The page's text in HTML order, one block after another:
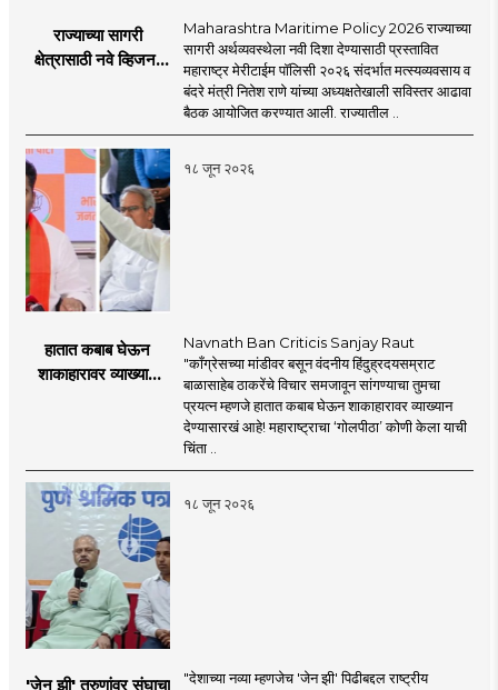
राज्याच्या सागरी
क्षेत्रासाठी नवे व्हिजन;
प्रस्ताव
Maharashtra Maritime Policy 2026 राज्याच्या
सागरी अर्थव्यवस्थेला नवी दिशा देण्यासाठी प्रस्तावित
महाराष्ट्र मेरीटाईम पॉलिसी २०२६ संदर्भात मत्स्यव्यवसाय व
बंदरे मंत्री नितेश राणे यांच्या अध्यक्षतेखाली सविस्तर आढावा
बैठक आयोजित करण्यात आली. राज्यातील ..
१८ जून २०२६
हातात कबाब घेऊन
शाकाहारावर व्याख्यान
Navnath Ban Criticis Sanjay Raut
"काँग्रेसच्या मांडीवर बसून वंदनीय हिंदुह्रदयसम्राट
बाळासाहेब ठाकरेंचे विचार समजावून सांगण्याचा तुमचा
प्रयत्न म्हणजे हातात कबाब घेऊन शाकाहारावर व्याख्यान
देण्यासारखं आहे! महाराष्ट्राचा ‘गोलपीठा’ कोणी केला याची
चिंता ..
१८ जून २०२६
'जेन झी' तरुणांवर संघाचा
"देशाच्या नव्या म्हणजेच 'जेन झी' पिढीबद्दल राष्ट्रीय